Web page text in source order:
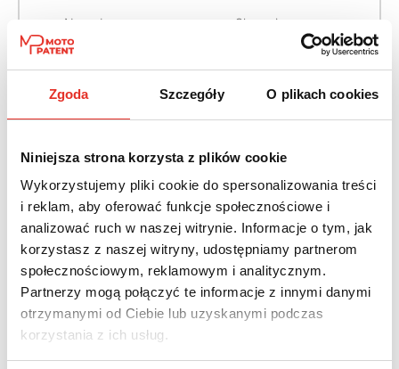
Zgoda Szczegóły O plikach cookies
Niniejsza strona korzysta z plików cookie
Wykorzystujemy pliki cookie do spersonalizowania treści
i reklam, aby oferować funkcje społecznościowe i
analizować ruch w naszej witrynie. Informacje o tym, jak
korzystasz z naszej witryny, udostępniamy partnerom
społecznościowym, reklamowym i analitycznym.
Partnerzy mogą połączyć te informacje z innymi danymi
otrzymanymi od Ciebie lub uzyskanymi podczas
korzystania z ich usług.
Napęd:
Na przód
Skrzynia:
Automatyczna
Paliwo:
Moc (KM):
Leasing netto od:
1 732 zł
2 130 zł brutto / msc.
Cena brutto:
136 383 zł
Twój nowy samochód w kilku
prostych krokach